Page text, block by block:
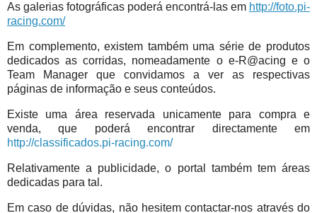
As galerias fotográficas poderá encontrá-las em http://foto.pi-
racing.com/
Em complemento, existem também uma série de produtos
dedicados as corridas, nomeadamente o e-R@acing e o
Team Manager que convidamos a ver as respectivas
páginas de informação e seus conteúdos.
Existe uma área reservada unicamente para compra e
venda, que poderá encontrar directamente em
http://classificados.pi-racing.com/
Relativamente a publicidade, o portal também tem áreas
dedicadas para tal.
Em caso de dúvidas, não hesitem contactar-nos através do